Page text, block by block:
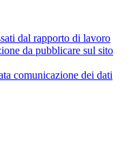
dal rapporto di lavoro
da pubblicare sul sito
comunicazione dei dati